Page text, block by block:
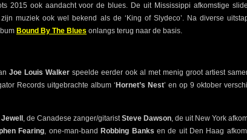
2015 ook aandacht voor de blues. De uit Mississippi afkomstige
muziek ook wel bekend als de ‘King of Slydeco’. Na diverse
Bound By The Blues onlangs terug naar de basis.
Joe Louis Walker speelde eerder ook al met menig groot artiest
Records uitgebrachte album ‘ Hornet’s Nest’ en op 9 oktober
, de Canadese zanger/gitaristSteve Dawson, de uit New York
Fearing, one-man-band Robbing Banks en de uit Den Haag